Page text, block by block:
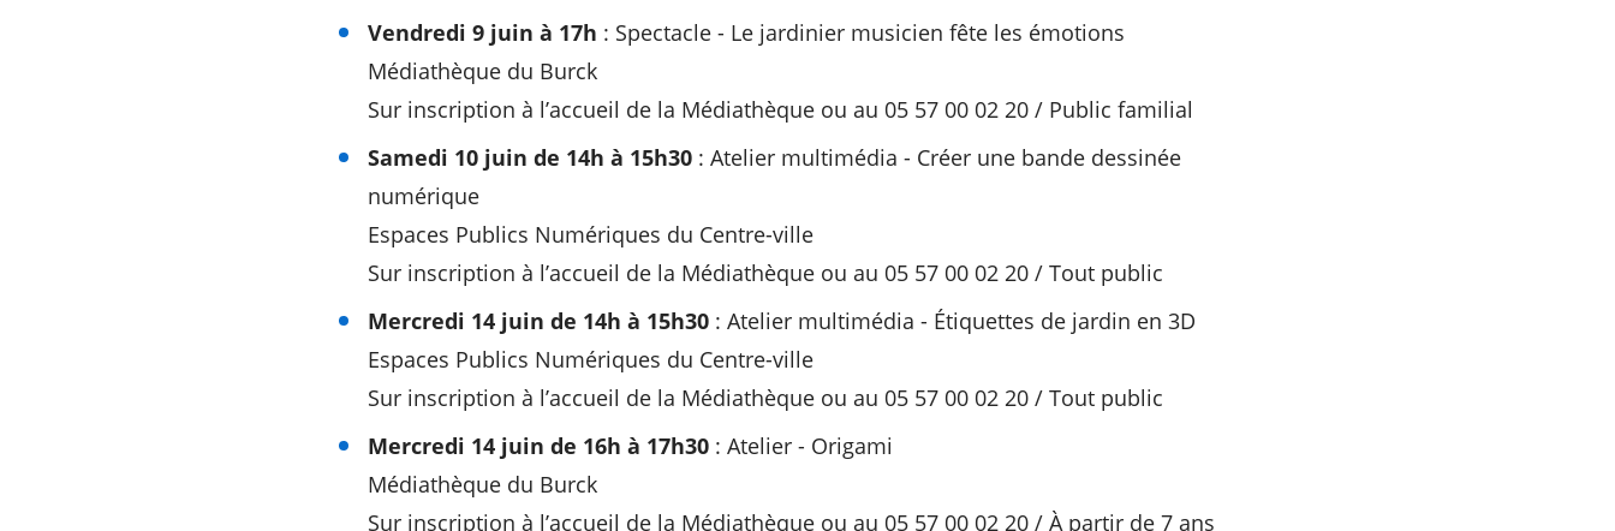
Vendredi 9 juin à 17h : Spectacle - Le jardinier musicien fête les émotions
Médiathèque du Burck
Sur inscription à l’accueil de la Médiathèque ou au 05 57 00 02 20 / Public familial
Samedi 10 juin de 14h à 15h30 : Atelier multimédia - Créer une bande dessinée
numérique
Espaces Publics Numériques du Centre-ville
Sur inscription à l’accueil de la Médiathèque ou au 05 57 00 02 20 / Tout public
Mercredi 14 juin de 14h à 15h30 : Atelier multimédia - Étiquettes de jardin en 3D
Espaces Publics Numériques du Centre-ville
Sur inscription à l’accueil de la Médiathèque ou au 05 57 00 02 20 / Tout public
Mercredi 14 juin de 16h à 17h30 : Atelier - Origami
Médiathèque du Burck
Sur inscription à l’accueil de la Médiathèque ou au 05 57 00 02 20 / À partir de 7 ans